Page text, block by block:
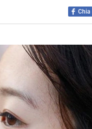
Bảo Tín Mạnh
phí 1,08 tỷ đồng,
của bạc' sắp tới
thư nguy hiểm
nhất thế giới tiếp
Khánh Chi
Chia